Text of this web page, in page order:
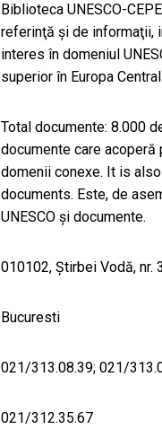
Biblioteca UNESCO-
referinţă şi de informaţii,
interes în domeniul
superior în Europa
Total documente: 8.000
documente care
domenii conexe. It is
documents. Este, de
UNESCO şi documente.
010102, Ştirbei Vodă, nr.
Bucuresti
021/313.08.39; 021/
021/312.35.67